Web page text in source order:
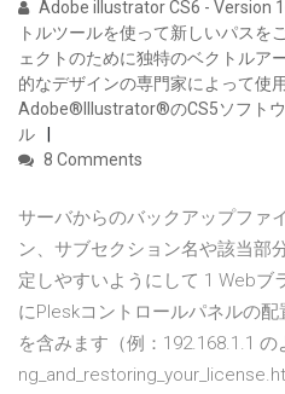
Adobe illustrator CS6 - Version
トルツールを使って新しいパスを
ェクトのために独特のベクトルア
的なデザインの専門家によって使
Adobe®Illustrator®のCS5ソフト
ル
8 Comments
サーバからのバックアップファ
ン、サブセクション名や該当部
定しやすいようにして 1 Webブ
にPleskコントロールパネルの
を含みます（例：192.168.1.1